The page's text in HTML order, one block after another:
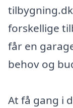
forskellige
får en
behov og
At få gang i